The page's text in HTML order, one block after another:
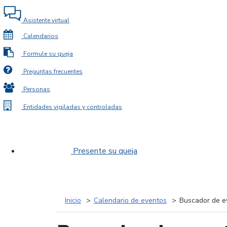
Asistente virtual
Calendarios
Formule su queja
Preguntas frecuentes
Personas
Entidades vigiladas y controladas
Presente su queja
Inicio Calendario de eventos Buscador de